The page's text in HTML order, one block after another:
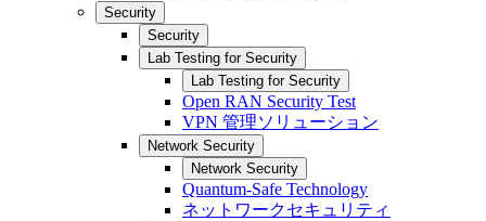
Security
Security
Lab Testing for Security
Lab Testing for Security
Open RAN Security Test
VPN 管理ソリューション
Network Security
Network Security
Quantum-Safe Technology
ネットワークセキュリティ